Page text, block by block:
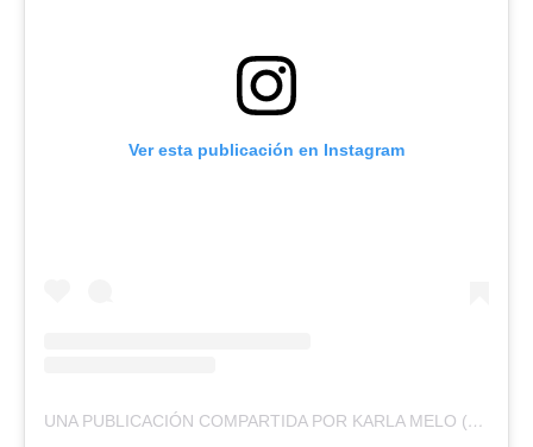
Ver esta publicación en Instagram
UNA PUBLICACIÓN COMPARTIDA POR KARLA MELO (@KARLA_MELO_)